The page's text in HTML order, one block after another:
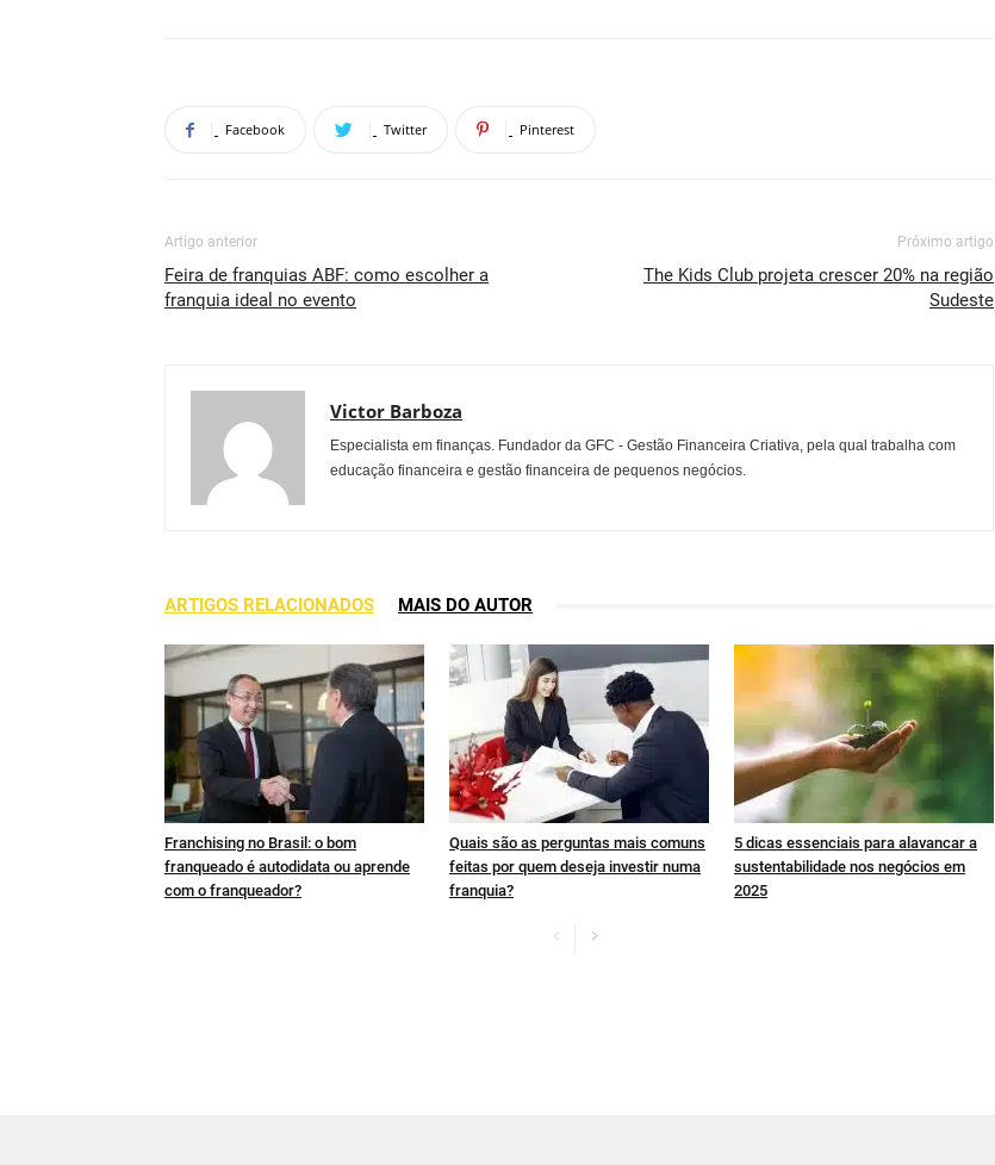
Facebook Twitter Pinterest
Artigo anterior
Feira de franquias ABF: como escolher a
franquia ideal no evento
Próximo artigo
The Kids Club projeta crescer 20% na região
Sudeste
Victor Barboza
Especialista em finanças. Fundador da GFC - Gestão Financeira Criativa, pela qual trabalha com
educação financeira e gestão financeira de pequenos negócios.
ARTIGOS RELACIONADOS MAIS DO AUTOR
Franchising no Brasil: o bom
franqueado é autodidata ou aprende
com o franqueador?
Quais são as perguntas mais comuns
feitas por quem deseja investir numa
franquia?
5 dicas essenciais para alavancar a
sustentabilidade nos negócios em
2025